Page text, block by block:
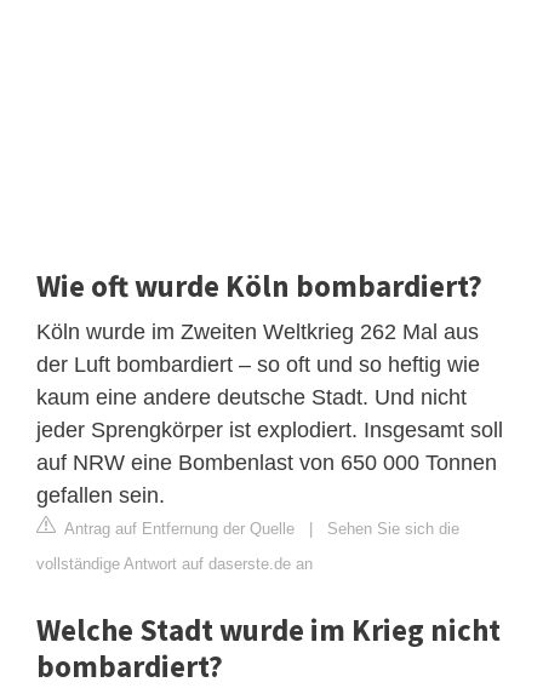
Wie oft wurde Köln bombardiert?
Köln wurde im Zweiten Weltkrieg 262 Mal aus
der Luft bombardiert – so oft und so heftig wie
kaum eine andere deutsche Stadt. Und nicht
jeder Sprengkörper ist explodiert. Insgesamt soll
auf NRW eine Bombenlast von 650 000 Tonnen
gefallen sein.
Antrag auf Entfernung der Quelle
Sehen Sie sich die
vollständige Antwort auf daserste.de an
Welche Stadt wurde im Krieg nicht
bombardiert?